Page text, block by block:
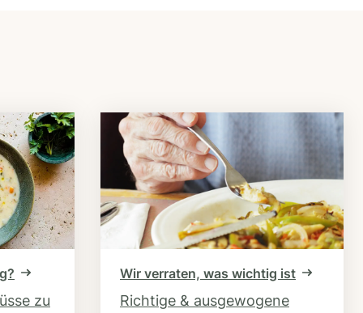
zu
Wir verraten, was wichtig ist
Richtige & ausgewogene